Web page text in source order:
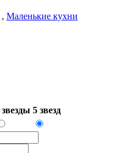
, Маленькие кухни
звезды 5 звезд